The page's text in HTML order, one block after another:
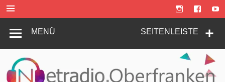
Inhalt
springen
SEITENLEISTE
MENÜ